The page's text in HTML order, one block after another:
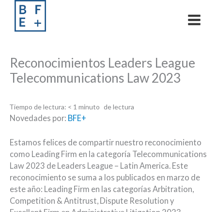
content
Reconocimientos Leaders League
Telecommunications Law 2023
Tiempo de lectura: < 1 minuto
Novedades por: BFE+
Estamos felices de compartir nuestro reconocimiento
como Leading Firm en la categoría Telecommunications
Law 2023 de Leaders League – Latin America. Este
reconocimiento se suma a los publicados en marzo de
este año: Leading Firm en las categorías Arbitration,
Competition & Antitrust, Dispute Resolution y